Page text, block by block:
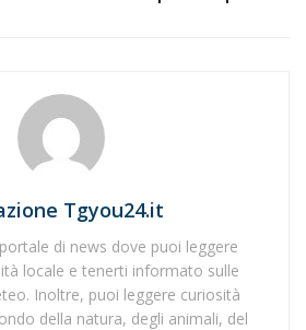
Tgyou24.it
di news dove puoi leggere
locale e tenerti informato sulle
Inoltre, puoi leggere curiosità
della natura, degli animali, del